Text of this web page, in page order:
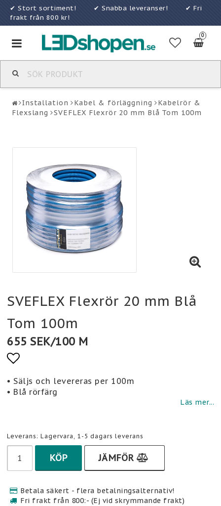
✔ Stort sortiment! ✔ Snabba leveranser! ✔ Fri
frakt från 800 kr!
0
Toggle
navigation
Installation Kabel & förläggning
Kabelrör &
Flexslang
SVEFLEX Flexrör 20 mm Blå Tom 100m
SVEFLEX Flexrör 20 mm Blå
Tom 100m
655 SEK/100 M
Lägg till i favoritlistan
• Säljs och levereras per 100m
• Blå rörfärg
Läs mer...
Leverans: Lagervara, 1-5 dagars leverans
KÖP JÄMFÖR
Betala säkert - flera betalningsalternativ!
Fri frakt från 800:- (Ej vid skrymmande frakt)